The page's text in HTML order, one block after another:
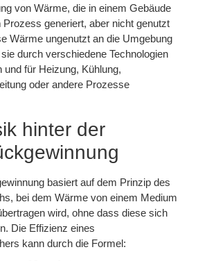
von Wärme, die in einem Gebäude
Prozess generiert, aber nicht genutzt
Wärme ungenutzt an die Umgebung
durch verschiedene Technologien
und für Heizung, Kühlung,
oder andere Prozesse
hinter der
basiert auf dem Prinzip des
bei dem Wärme von einem Medium
wird, ohne dass diese sich
Die Effizienz eines
kann durch die Formel: